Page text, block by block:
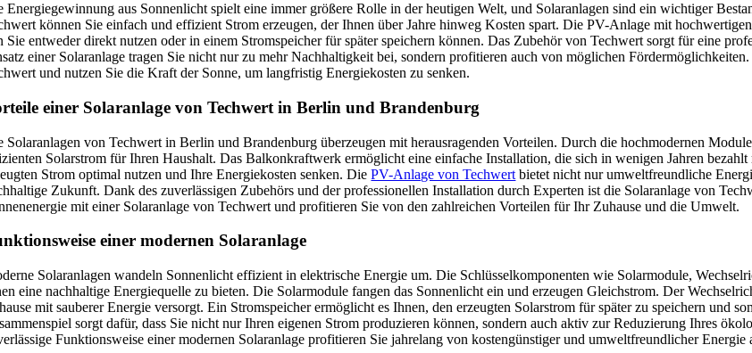
Energiegewinnung aus Sonnenlicht spielt eine immer größere Rolle in der heutigen Welt, und Solaranlagen sind ein wichtiger
können Sie einfach und effizient Strom erzeugen, der Ihnen über Jahre hinweg Kosten spart. Die PV-Anlage mit
Sie entweder direkt nutzen oder in einem Stromspeicher für später speichern können. Das Zubehör von Techwert sorgt für eine
einer Solaranlage tragen Sie nicht nur zu mehr Nachhaltigkeit bei, sondern profitieren auch von möglichen
und nutzen Sie die Kraft der Sonne, um langfristig Energiekosten zu senken.
einer Solaranlage von Techwert in Berlin und Brandenburg
Solaranlagen von Techwert in Berlin und Brandenburg überzeugen mit herausragenden Vorteilen. Durch die hochmodernen
Solarstrom für Ihren Haushalt. Das Balkonkraftwerk ermöglicht eine einfache Installation, die sich in wenigen Jahren
Strom optimal nutzen und Ihre Energiekosten senken. DiePV-Anlage von Techwert bietet nicht nur umweltfreundliche
Zukunft. Dank des zuverlässigen Zubehörs und der professionellen Installation durch Experten ist die Solaranlage von
mit einer Solaranlage von Techwert und profitieren Sie von den zahlreichen Vorteilen für Ihr Zuhause und die Umwelt.
einer modernen Solaranlage
Solaranlagen wandeln Sonnenlicht effizient in elektrische Energie um. Die Schlüsselkomponenten wie Solarmodule,
eine nachhaltige Energiequelle zu bieten. Die Solarmodule fangen das Sonnenlicht ein und erzeugen Gleichstrom. Der
mit sauberer Energie versorgt. Ein Stromspeicher ermöglicht es Ihnen, den erzeugten Solarstrom für später zu speichern und
sorgt dafür, dass Sie nicht nur Ihren eigenen Strom produzieren können, sondern auch aktiv zur Reduzierung Ihres
Funktionsweise einer modernen Solaranlage profitieren Sie jahrelang von kostengünstiger und umweltfreundlicher Energie